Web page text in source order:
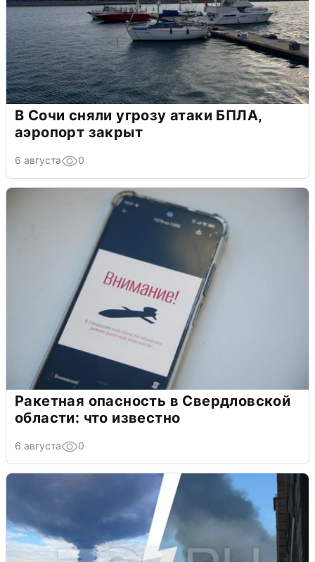
В Сочи сняли угрозу атаки БПЛА,
аэропорт закрыт
6 августа 0
Ракетная опасность в Свердловской
области: что известно
6 августа 0